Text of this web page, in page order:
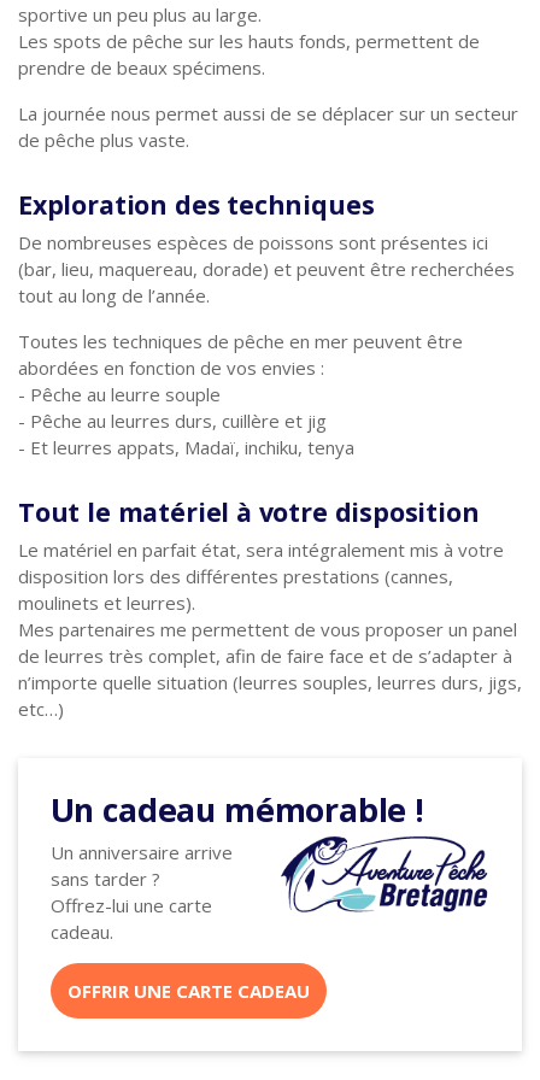
sportive un peu plus au large.
Les spots de pêche sur les hauts fonds, permettent de
prendre de beaux spécimens.
La journée nous permet aussi de se déplacer sur un secteur
de pêche plus vaste.
Exploration des techniques
De nombreuses espèces de poissons sont présentes ici
(bar, lieu, maquereau, dorade) et peuvent être recherchées
tout au long de l’année.
Toutes les techniques de pêche en mer peuvent être
abordées en fonction de vos envies :
- Pêche au leurre souple
- Pêche au leurres durs, cuillère et jig
- Et leurres appats, Madaï, inchiku, tenya
Tout le matériel à votre disposition
Le matériel en parfait état, sera intégralement mis à votre
disposition lors des différentes prestations (cannes,
moulinets et leurres).
Mes partenaires me permettent de vous proposer un panel
de leurres très complet, afin de faire face et de s’adapter à
n’importe quelle situation (leurres souples, leurres durs, jigs,
etc…)
Un cadeau mémorable !
Un anniversaire arrive
sans tarder ?
Offrez-lui une carte
cadeau.
OFFRIR UNE CARTE CADEAU